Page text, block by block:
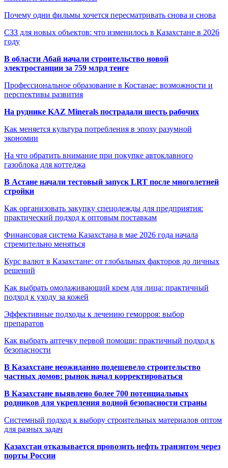
Почему одни фильмы хочется пересматривать снова и снова
СЗЗ для новых объектов: что изменилось в Казахстане в 2026
году
В области Абай начали строительство новой
электростанции за 759 млрд тенге
Профессиональное образование в Костанае: возможности и
перспективы развития
На руднике KAZ Minerals пострадали шесть рабочих
Как меняется культура потребления в эпоху разумной
экономии
На что обратить внимание при покупке автоклавного
газоблока для коттеджа
В Астане начали тестовый запуск LRT после многолетней
стройки
Как организовать закупку спецодежды для предприятия:
практический подход к оптовым поставкам
Финансовая система Казахстана в мае 2026 года начала
стремительно меняться
Курс валют в Казахстане: от глобальных факторов до личных
решений
Как выбрать омолаживающий крем для лица: практичный
подход к уходу за кожей
Эффективные подходы к лечению геморроя: выбор
препаратов
Как выбрать аптечку первой помощи: практичный подход к
безопасности
В Казахстане неожиданно подешевело строительство
частных домов: рынок начал корректироваться
В Казахстане выявлено более 700 потенциальных
родников для укрепления водной безопасности страны
Системный подход к выбору строительных материалов оптом
для разных задач
Казахстан отказывается провозить нефть транзитом через
порты России